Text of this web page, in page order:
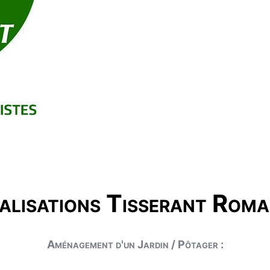
Tisserant
Aménagement d'un Jardin / Pôtager :